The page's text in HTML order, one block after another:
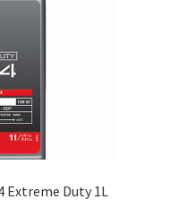
Extreme Duty 1L